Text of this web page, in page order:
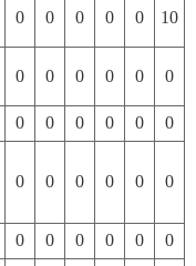
0 0 0 0 0 10
0 0 0 0 0 0
0 0 0 0 0
0
0 0 0 0 0 0
0 0 0 0 0
0